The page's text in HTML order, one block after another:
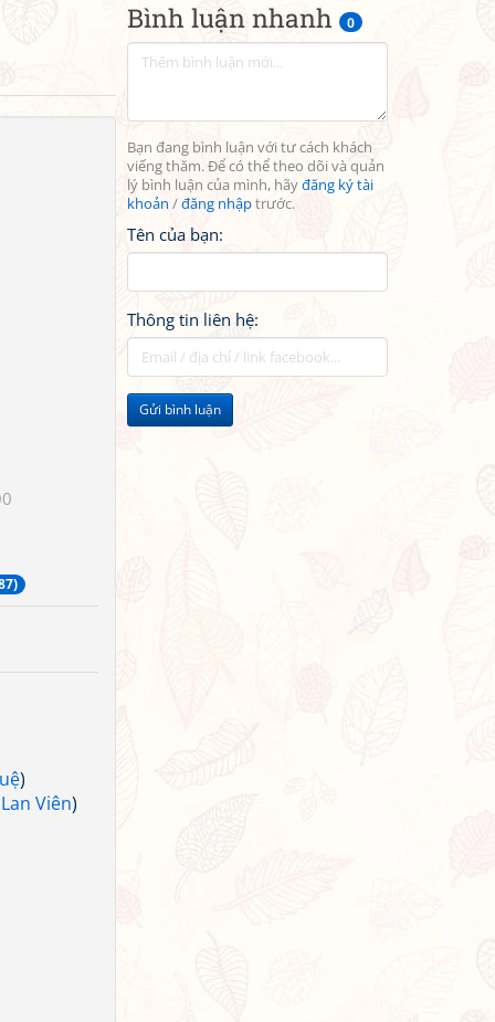
Bình luận nhanh 0
Bạn đang bình luận với tư cách khách
viếng thăm. Để có thể theo dõi và quản
lý bình luận của mình, hãyđăng ký tài
khoản /đăng nhậptrước.
Tên của bạn:
Thông tin liên hệ:
Gửi bình luận
)
Viên)